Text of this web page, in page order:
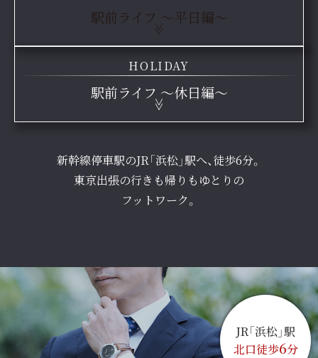
駅前ライフ 〜平日編〜
HOLIDAY
駅前ライフ 〜休日編〜
新幹線停車駅のJR「浜松」駅へ、徒歩6分。
東京出張の行きも帰りもゆとりの
フットワーク。
JR「浜松」駅
北口徒歩6分